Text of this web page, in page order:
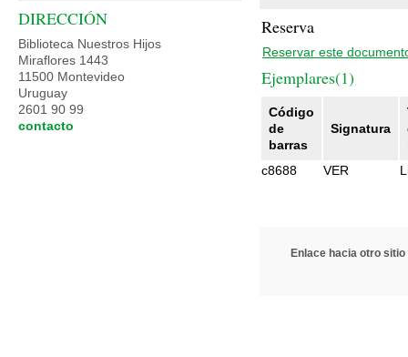
Reserva
Reservar este
Ejemplares(1)
Código
de
barras
Signatura
c8688
VER
Enlace hacia otro sitio
DIRECCIÓN
Biblioteca Nuestros Hijos
Miraflores 1443
11500 Montevideo
Uruguay
2601 90 99
contacto